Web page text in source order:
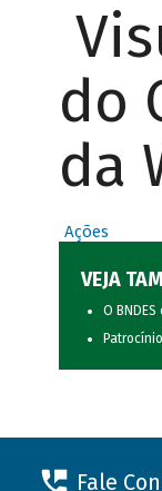
do
da
Ações
VEJA
O
Fale